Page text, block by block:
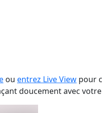
ou entrez Live View pour
doucement avec